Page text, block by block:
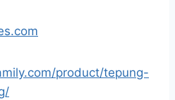
product/tepung-